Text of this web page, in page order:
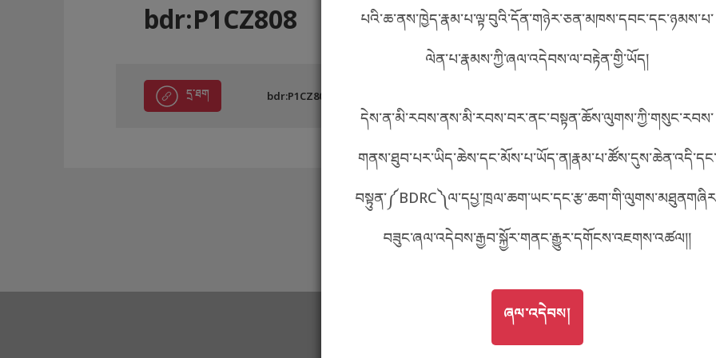
བོད་ཡིག
English
ភាសាខ្មែរ
པའི་ཆ་ནས་ཁྱེད་རྣམ་པ་ལྟ་བུའི་དོན་གཉེར་ཅན་མཁས་དབང་དང་ཉམས་པ་
ལེན་པ་རྣམས་ཀྱི་ཞལ་འདེབས་ལ་བརྟེན་གྱི་ཡོད།
དེས་ན་མི་རབས་ནས་མི་རབས་བར་ནང་བསྟན་ཆོས་ལུགས་ཀྱི་གསུང་རབས་
གནས་ཐུབ་པར་ཡིད་ཆེས་དང་མོས་པ་ཡོད་ན།རྣམ་པ་ཚོས་དུས་ཆེན་འདི་དང་
བཟུང་ཞལ་འདེབས་རྒྱབ་སྐྱོར་གནང་རྒྱུར་དགོངས་འཇགས་འཚལ།།
GO TOཞལ་འདེབས།
ཞལ་འདེབས།
bdr:P1CZ808
དྲ་ཐག bdr:P1CZ808